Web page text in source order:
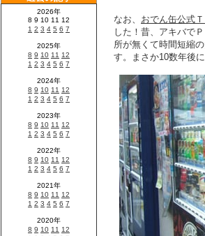
なお、 おでん缶公式
した！昔、アキバで
所が無くて時間短縮
す。まさか10数年後